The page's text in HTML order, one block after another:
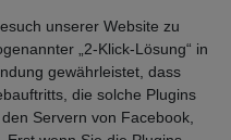
unserer Website zu
„2-Klick-Lösung“ in
gewährleistet, dass
die solche Plugins
Servern von Facebook,